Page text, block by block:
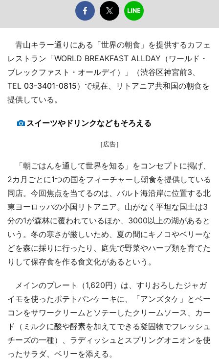
青山キラー通りにある「世界の朝食」を提供するカフェ
レストラン「WORLD BREAKFAST ALLDAY（ワールド・
ブレックファスト・オールデイ）」（渋谷区神宮前3、
TEL 03-3401-0815）で現在、リトアニア共和国の朝食を
提供している。
スイーツやドリンクなどもそろえる
［広告］
「朝ごはんを通して世界を知る」をコンセプトに掲げ、
2カ月ごとに1つの国をフィーチャーし朝食を提供している
同店。今回焦点を当てるのは、バルト海沿岸に位置する北
東ヨーロッパの小国リトアニア。山がなく平坦な国土は3
分の1が森林に覆われているほか、3000以上の湖があると
いう。冬の寒さが厳しいため、夏の間にキノコやベリーな
どを森に採りに行ったり、庭先で野菜やハーブ類を育てた
りして保存食を作る食文化があるという。
メインのプレート（1,620円）は、すりおろしたジャガ
イモを使ったポテトパンケーキに、「アンズタケ」とベー
コンをサワークリームとソテーしたクリームソース、カー
ド（ミルクに酸や酵素を加えてできる凝固物でフレッシュ
チーズの一種）、ラディッシュとスプリングオニオンを使
ったサラダ、ベリーを添える。